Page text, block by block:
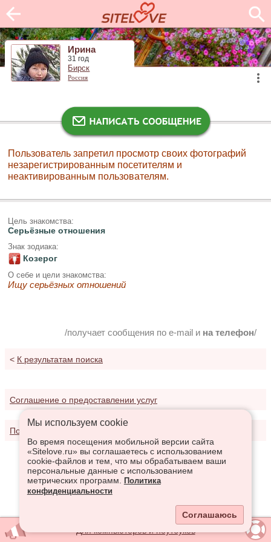
Ирина
31 год
Бирск
Россия
Пользователь запретил просмотр своих фотографий
незарегистрированным посетителям и
неактивированным пользователям.
Цель знакомства:
Серьёзные отношения
Знак зодиака:
Козерог
О себе и цели знакомства:
Ищу серьёзных отношений
/получает сообщения по e-mail и на телефон/
< К результатам поиска
Соглашение о предоставлении услуг
Политика конфиденциальности
Мы используем сookie
Во время посещения мобильной версии сайта
«Sitelove.ru» вы соглашаетесь с использованием
cookie-файлов и тем, что мы обрабатываем ваши
персональные данные с использованием
метрических программ.
Политика
конфиденциальности
Соглашаюсь
Для компьютеров и ноутбуков